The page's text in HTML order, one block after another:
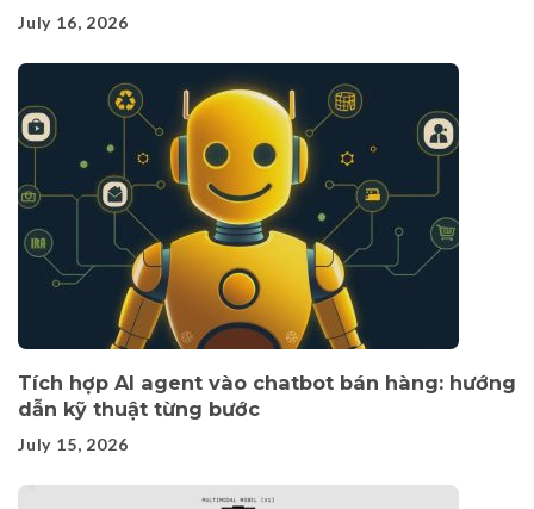
July 16, 2026
Tích hợp AI agent vào chatbot bán hàng: hướng
dẫn kỹ thuật từng bước
July 15, 2026